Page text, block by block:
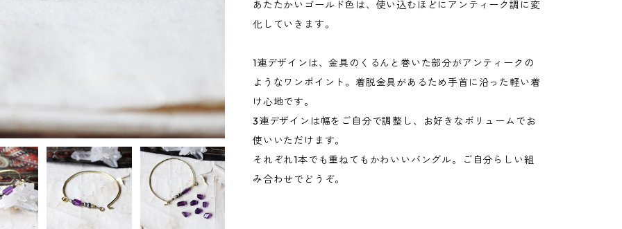
あたたかいゴールド色は、使い込むほどにアンティーク調に変
化していきます。
1連デザインは、金具のくるんと巻いた部分がアンティークの
ようなワンポイント。着脱金具があるため手首に沿った軽い着
け心地です。
3連デザインは幅をご自分で調整し、お好きなボリュームでお
使いいただけます。
それぞれ1本でも重ねてもかわいいバングル。ご自分らしい組
み合わせでどうぞ。